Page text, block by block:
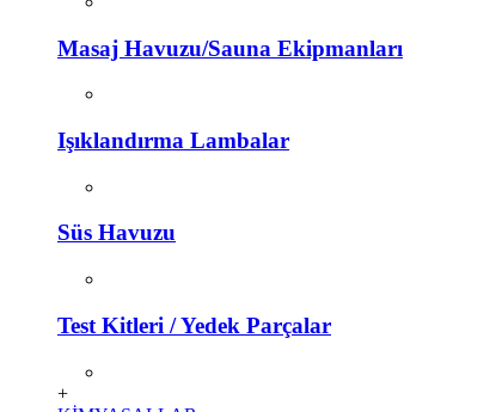
Masaj Havuzu/Sauna Ekipmanları
Işıklandırma Lambalar
Süs Havuzu
Test Kitleri / Yedek Parçalar
+